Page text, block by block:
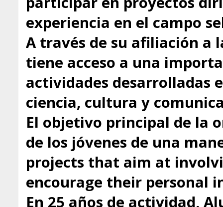
experiencia en el campo
A través de su afiliación a
tiene acceso a una
actividades desarrolladas
ciencia, cultura y
El objetivo principal de la
de los jóvenes de una
projects that aim at
encourage their personal
En 25 años de actividad,